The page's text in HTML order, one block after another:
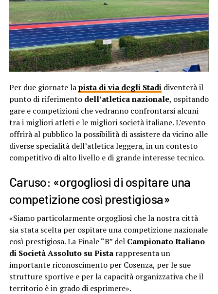
Per due giornate lapista di via degli Stadidiventerà il
punto di riferimento dell’atletica nazionale, ospitando
gare e competizioni che vedranno confrontarsi alcuni
tra i migliori atleti e le migliori società italiane. L’evento
offrirà al pubblico la possibilità di assistere da vicino alle
diverse specialità dell’atletica leggera, in un contesto
competitivo di alto livello e di grande interesse tecnico.
Caruso: «orgogliosi di ospitare una
competizione così prestigiosa»
«Siamo particolarmente orgogliosi che la nostra città
sia stata scelta per ospitare una competizione nazionale
così prestigiosa. La Finale “B” del Campionato Italiano
di Società Assoluto su Pistarappresenta un
importante riconoscimento per Cosenza, per le sue
strutture sportive e per la capacità organizzativa che il
territorio è in grado di esprimere».